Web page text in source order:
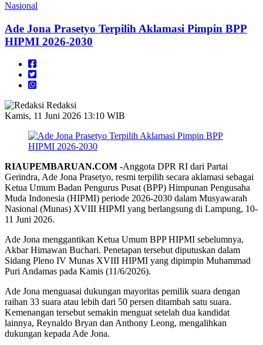
Nasional
Ade Jona Prasetyo Terpilih Aklamasi Pimpin BPP
HIPMI 2026-2030
Redaksi
Kamis, 11 Juni 2026 13:10 WIB
RIAUPEMBARUAN.COM -Anggota DPR RI dari Partai
Gerindra, Ade Jona Prasetyo, resmi terpilih secara aklamasi sebagai
Ketua Umum Badan Pengurus Pusat (BPP) Himpunan Pengusaha
Muda Indonesia (HIPMI) periode 2026-2030 dalam Musyawarah
Nasional (Munas) XVIII HIPMI yang berlangsung di Lampung, 10-
11 Juni 2026.
Ade Jona menggantikan Ketua Umum BPP HIPMI sebelumnya,
Akbar Himawan Buchari. Penetapan tersebut diputuskan dalam
Sidang Pleno IV Munas XVIII HIPMI yang dipimpin Muhammad
Puri Andamas pada Kamis (11/6/2026).
Ade Jona menguasai dukungan mayoritas pemilik suara dengan
raihan 33 suara atau lebih dari 50 persen ditambah satu suara.
Kemenangan tersebut semakin menguat setelah dua kandidat
lainnya, Reynaldo Bryan dan Anthony Leong, mengalihkan
dukungan kepada Ade Jona.